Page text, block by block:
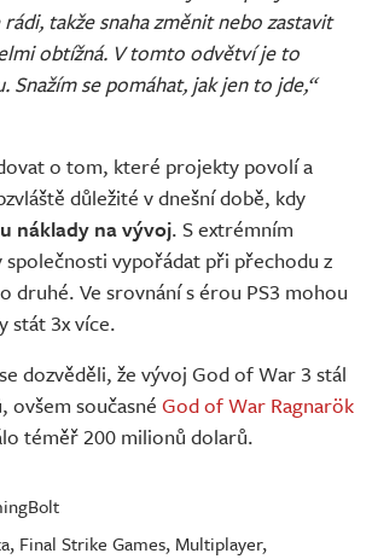
takže snaha změnit nebo zastavit
obtížná. V tomto odvětví je to
Snažím se pomáhat, jak jen to jde,“
o tom, které projekty povolí a
důležité v dnešní době, kdy
náklady na vývoj. S extrémním
společnosti vypořádat při přechodu z
druhé. Ve srovnání s érou PS3 mohou
stát 3x více.
dozvěděli, že vývoj God of War 3 stál
ovšem současné God of War Ragnarök
téměř 200 milionů dolarů.
, Final Strike Games, Multiplayer,